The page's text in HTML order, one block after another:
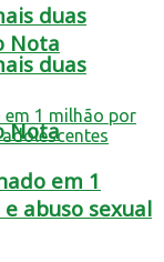
duas
Nota
duas
Nota
em 1
abuso sexual